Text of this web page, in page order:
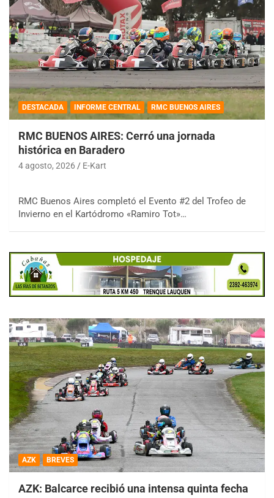
DESTACADA INFORME CENTRAL RMC BUENOS AIRES
RMC BUENOS AIRES: Cerró una jornada
histórica en Baradero
4 agosto, 2026 E-Kart
RMC Buenos Aires completó el Evento #2 del Trofeo de
Invierno en el Kartódromo «Ramiro Tot»…
AZK BREVES
AZK: Balcarce recibió una intensa quinta fecha